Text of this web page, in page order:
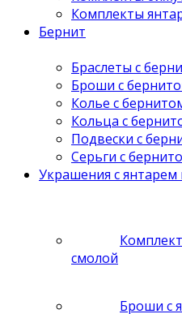
Комплекты
Бернит
Браслеты с
Броши с
Колье с
Кольца с
Подвески с
Серьги с
Украшения с
смолой
Броши с